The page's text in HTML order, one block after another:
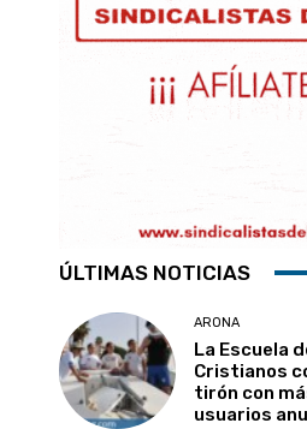
ÚLTIMAS NOTICIAS
ARONA
La Escuela
Cristianos
tirón con
usuarios